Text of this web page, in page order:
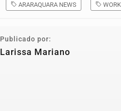
ARARAQUARA NEWS
Publicado por:
Larissa Mariano